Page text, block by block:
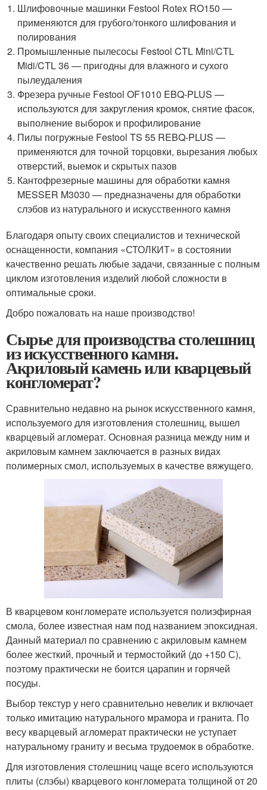
Шлифовочные машинки Festool Rotex RO150 —
применяются для грубого/тонкого шлифования и
полирования
Промышленные пылесосы Festool CTL Mini/CTL
Midi/CTL 36 — пригодны для влажного и сухого
пылеудаления
Фрезера ручные Festool OF1010 EBQ-PLUS —
используются для закругления кромок, снятие фасок,
выполнение выборок и профилирование
Пилы погружные Festool TS 55 REBQ-PLUS —
применяются для точной торцовки, вырезания любых
отверстий, выемок и скрытых пазов
Кантофрезерные машины для обработки камня
MESSER M3030 — предназначены для обработки
слэбов из натурального и искусственного камня
Благодаря опыту своих специалистов и технической
оснащенности, компания «СТОЛКИТ» в состоянии
качественно решать любые задачи, связанные с полным
циклом изготовления изделий любой сложности в
оптимальные сроки.
Добро пожаловать на наше производство!
Сырье для производства столешниц
из искусственного камня.
Акриловый камень или кварцевый
конгломерат?
Сравнительно недавно на рынок искусственного камня,
используемого для изготовления столешниц, вышел
кварцевый агломерат. Основная разница между ним и
акриловым камнем заключается в разных видах
полимерных смол, используемых в качестве вяжущего.
В кварцевом конгломерате используется полиэфирная
смола, более известная нам под названием эпоксидная.
Данный материал по сравнению с акриловым камнем
более жесткий, прочный и термостойкий (до +150 С),
поэтому практически не боится царапин и горячей
посуды.
Выбор текстур у него сравнительно невелик и включает
только имитацию натурального мрамора и гранита. По
весу кварцевый агломерат практически не уступает
натуральному граниту и весьма трудоемок в обработке.
Для изготовления столешниц чаще всего используются
плиты (слэбы) кварцевого конгломерата толщиной от 20